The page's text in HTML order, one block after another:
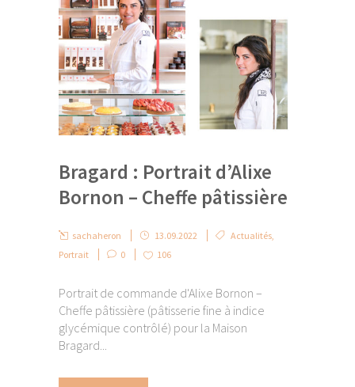
Bragard : Portrait d’Alixe
Bornon – Cheffe pâtissière
sachaheron 13.09.2022 Actualités
Portrait
0 106
Portrait de commande d'Alixe Bornon –
Cheffe pâtissière (pâtisserie fine à indice
glycémique contrôlé) pour la Maison
Bragard...